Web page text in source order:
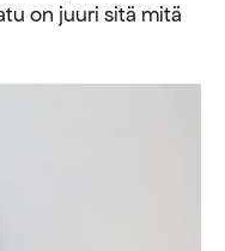
on juuri sitä mitä